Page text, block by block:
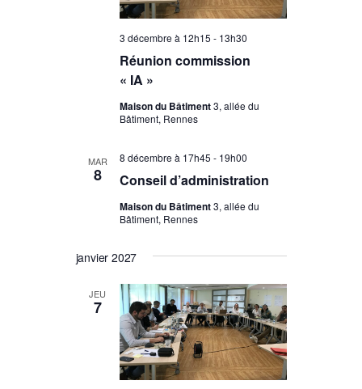
Réunion commission
« IA »
3 décembre à 12h15 - 13h30
Maison du Bâtiment3, allée du
Bâtiment, Rennes
MAR
8 Conseil d’administration
8 décembre à 17h45 - 19h00
Maison du Bâtiment3, allée du
Bâtiment, Rennes
janvier 2027
JEU
7